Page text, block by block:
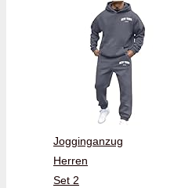
Jogginganzug
Herren
Set 2